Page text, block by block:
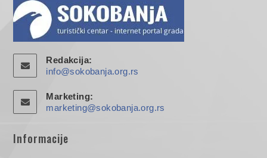
Redakcija:
info@sokobanja.org.rs
Marketing:
marketing@sokobanja.org.rs
Informacije